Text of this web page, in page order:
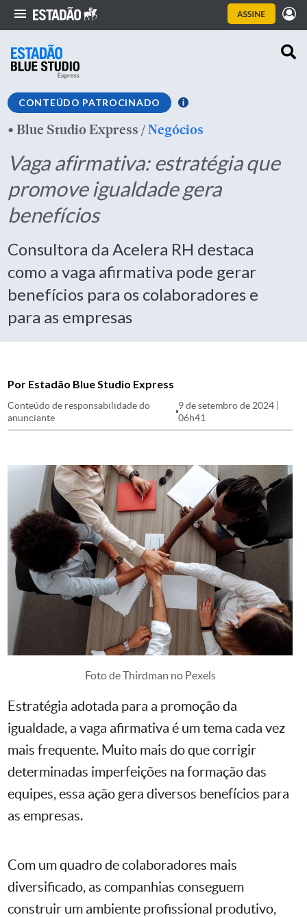
CONTEÚDO PATROCINADO
•Blue Studio Express/Negócios
Vaga afirmativa: estratégia que
promove igualdade gera
benefícios
Consultora da Acelera RH destaca
como a vaga afirmativa pode gerar
benefícios para os colaboradores e
para as empresas
Por Estadão Blue Studio Express
Conteúdo de responsabilidade do
anunciante
9 de setembro de 2024 |
06h41
Foto de Thirdman no Pexels
Estratégia adotada para a promoção da
igualdade, a vaga afirmativa é um tema cada vez
mais frequente. Muito mais do que corrigir
determinadas imperfeições na formação das
equipes, essa ação gera diversos benefícios para
as empresas.
Com um quadro de colaboradores mais
diversificado, as companhias conseguem
construir um ambiente profissional produtivo,